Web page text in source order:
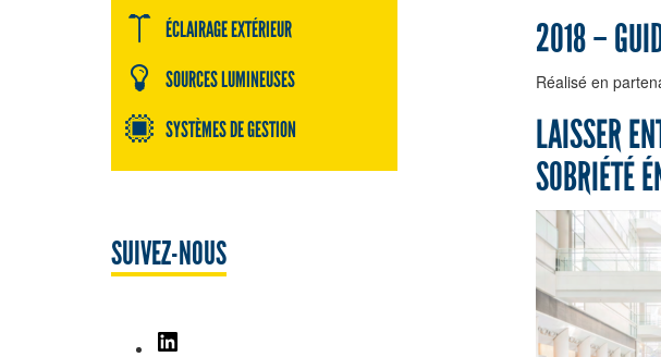
ÉCLAIRAGE EXTÉRIEUR
SOURCES LUMINEUSES
SYSTÈMES DE GESTION
SUIVEZ-NOUS
2018 –
Réalisé en
LAISSER
SOBRIÉTÉ